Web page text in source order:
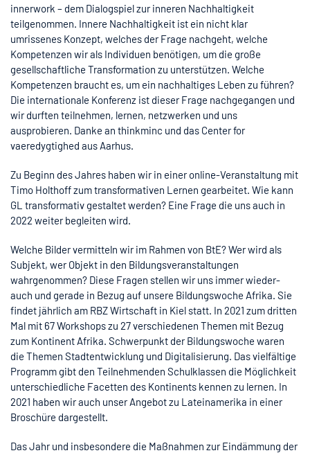
innerwork – dem Dialogspiel zur inneren Nachhaltigkeit
teilgenommen. Innere Nachhaltigkeit ist ein nicht klar
umrissenes Konzept, welches der Frage nachgeht, welche
Kompetenzen wir als Individuen benötigen, um die große
gesellschaftliche Transformation zu unterstützen. Welche
Kompetenzen braucht es, um ein nachhaltiges Leben zu führen?
Die internationale Konferenz ist dieser Frage nachgegangen und
wir durften teilnehmen, lernen, netzwerken und uns
ausprobieren. Danke an thinkminc und das Center for
vaeredygtighed aus Aarhus.
Zu Beginn des Jahres haben wir in einer online-Veranstaltung mit
Timo Holthoff zum transformativen Lernen gearbeitet. Wie kann
GL transformativ gestaltet werden? Eine Frage die uns auch in
2022 weiter begleiten wird.
Welche Bilder vermitteln wir im Rahmen von BtE? Wer wird als
Subjekt, wer Objekt in den Bildungsveranstaltungen
wahrgenommen? Diese Fragen stellen wir uns immer wieder-
auch und gerade in Bezug auf unsere Bildungswoche Afrika. Sie
findet jährlich am RBZ Wirtschaft in Kiel statt. In 2021 zum dritten
Mal mit 67 Workshops zu 27 verschiedenen Themen mit Bezug
zum Kontinent Afrika. Schwerpunkt der Bildungswoche waren
die Themen Stadtentwicklung und Digitalisierung. Das vielfältige
Programm gibt den Teilnehmenden Schulklassen die Möglichkeit
unterschiedliche Facetten des Kontinents kennen zu lernen. In
2021 haben wir auch unser Angebot zu Lateinamerika in einer
Broschüre dargestellt.
Das Jahr und insbesondere die Maßnahmen zur Eindämmung der